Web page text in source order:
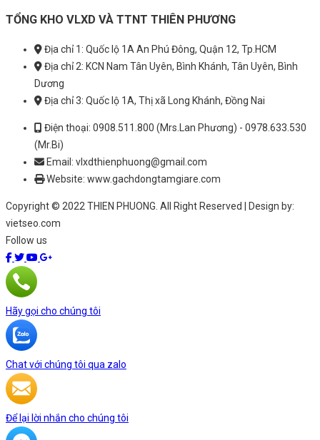
TỔNG KHO VLXD VÀ TTNT THIÊN PHƯƠNG
Địa chỉ 1: Quốc lộ 1A An Phú Đông, Quận 12, Tp.HCM
Địa chỉ 2: KCN Nam Tân Uyên, Bình Khánh, Tân Uyên, Bình
Dương
Địa chỉ 3: Quốc lộ 1A, Thị xã Long Khánh, Đồng Nai
Điện thoại: 0908.511.800 (Mrs.Lan Phương) - 0978.633.530
(Mr.Bi)
Email: vlxdthienphuong@gmail.com
Website: www.gachdongtamgiare.com
Copyright © 2022 THIEN PHUONG. All Right Reserved | Design by:
vietseo.com
Follow us
Hãy gọi cho chúng tôi
Chat với chúng tôi qua zalo
Để lại lời nhắn cho chúng tôi